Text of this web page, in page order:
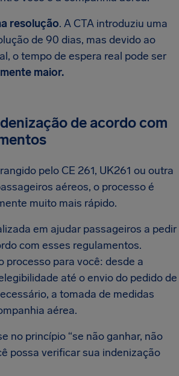
resolução. A CTA introduziu uma
de 90 dias, mas devido ao
o tempo de espera real pode ser
maior.
de acordo com
pelo CE 261, UK261 ou outra
aéreos, o processo é
muito mais rápido.
em ajudar passageiros a pedir
com esses regulamentos.
processo para você: desde a
até o envio do pedido de
a tomada de medidas
aérea.
no princípio “se não ganhar, não
possa verificar sua indenização